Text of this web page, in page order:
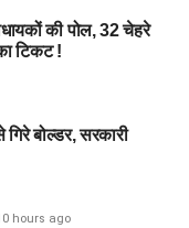
सफर करने की सलाह दी
की पोल, 32 चेहरे
टिकट !
बोल्डर, सरकारी
hours ago